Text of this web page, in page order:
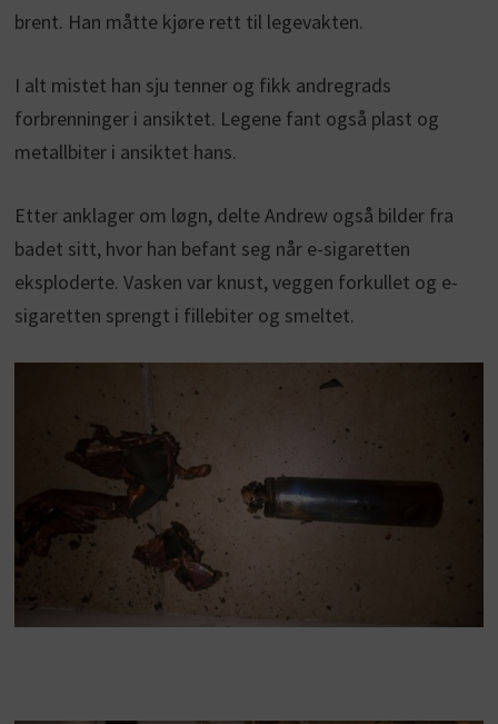
brent. Han måtte kjøre rett til legevakten.
I alt mistet han sju tenner og fikk andregrads
forbrenninger i ansiktet. Legene fant også plast og
metallbiter i ansiktet hans.
Etter anklager om løgn, delte Andrew også bilder fra
badet sitt, hvor han befant seg når e-sigaretten
eksploderte. Vasken var knust, veggen forkullet og e-
sigaretten sprengt i fillebiter og smeltet.